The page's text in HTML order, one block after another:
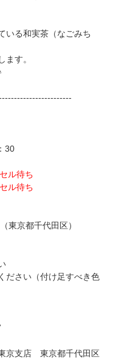
いる和実茶（なごみち
ます。
30
ル待ち
ル待ち
東京都千代田区）
ださい（付け足すべき色
京支店 東京都千代田区